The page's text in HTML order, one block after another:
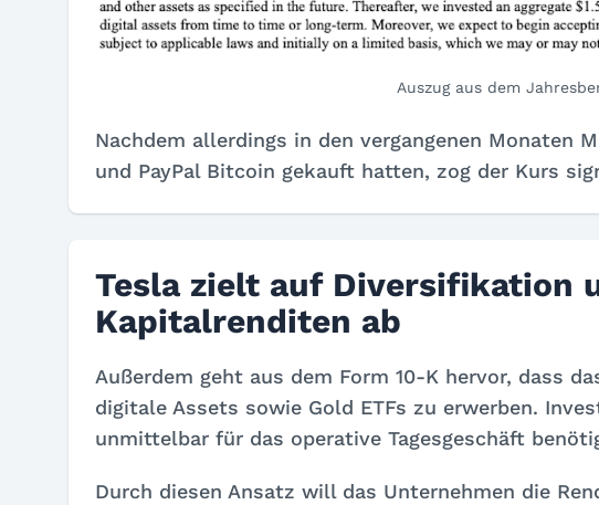
Auszug aus dem
Nachdem allerdings in den vergangenen Monaten
und PayPal Bitcoin gekauft hatten, zog der Kurs
Tesla zielt auf Diversifikation
Kapitalrenditen ab
Außerdem geht aus dem Form 10-K hervor, dass
digitale Assets sowie Gold ETFs zu erwerben.
unmittelbar für das operative Tagesgeschäft
Durch diesen Ansatz will das Unternehmen die